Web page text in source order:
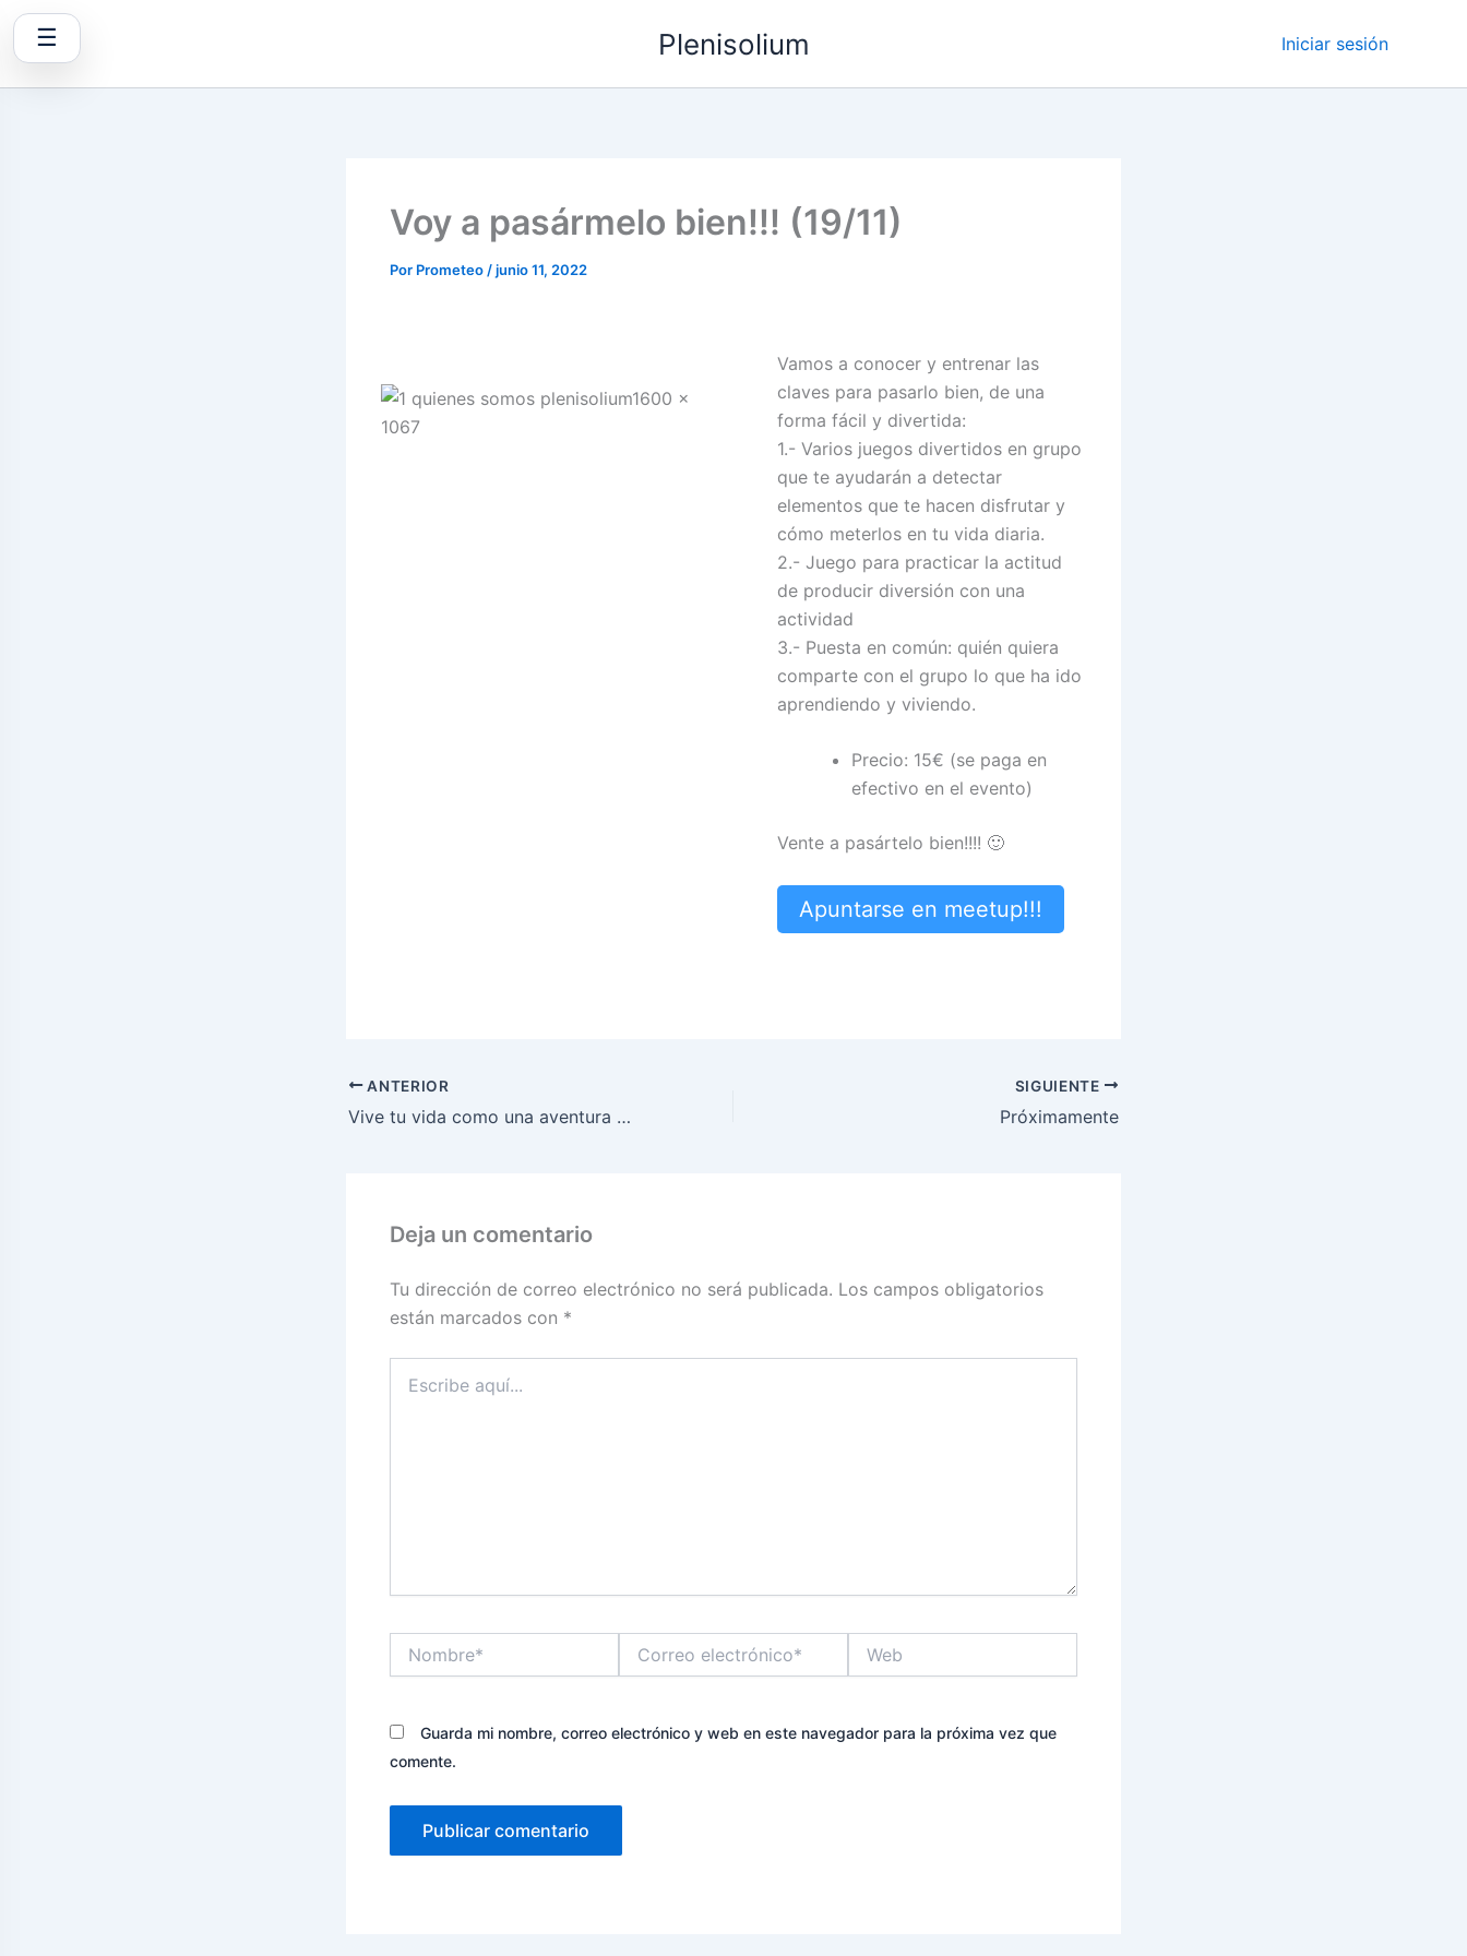
contenido
Plenisolium Iniciar sesión
☰
Voy a pasármelo bien!!! (19/11)
Por Prometeo /junio 11, 2022
Vamos a conocer y entrenar las
claves para pasarlo bien, de una
forma fácil y divertida:
1.- Varios juegos divertidos en grupo
que te ayudarán a detectar
elementos que te hacen disfrutar y
cómo meterlos en tu vida diaria.
2.- Juego para practicar la actitud
de producir diversión con una
actividad
3.- Puesta en común: quién quiera
comparte con el grupo lo que ha ido
aprendiendo y viviendo.
Precio: 15€ (se paga en
efectivo en el evento)
Vente a pasártelo bien!!!! 🙂
Apuntarse en meetup!!!
ANTERIOR
Vive tu vida como una aventura (26/11)
SIGUIENTE
Próximamente
Deja un comentario
Tu dirección de correo electrónico no será publicada. Los campos obligatorios
están marcados con *
aquí...
electrónico*
Guarda mi nombre, correo electrónico y web en este navegador para la próxima vez que
comente.